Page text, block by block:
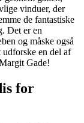
vinduer, der
de fantastiske
Det er en
og måske også
en del af
Gade!
for